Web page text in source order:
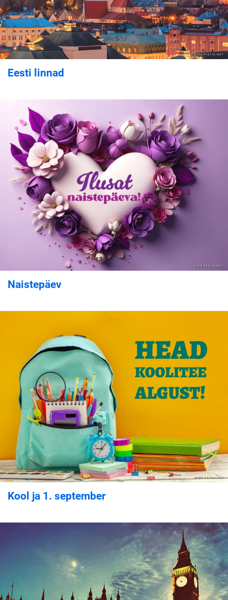
Eesti linnad
Naistepäev
Kool ja 1. september